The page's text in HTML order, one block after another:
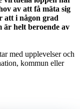
av att få mäta sig
att i någon grad
är helt beroende av
med upplevelser och
kommun eller